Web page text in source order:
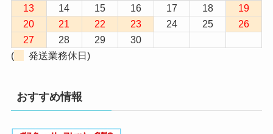
13
14 15 16 17 18
19
20
21 22 23 24 25
26
27
28 29
30
(
発送業務休日)
おすすめ情報